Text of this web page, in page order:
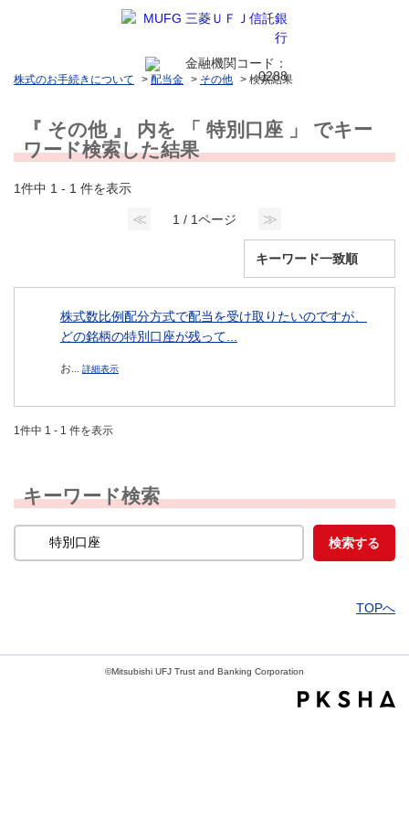
株式のお手続きについて > 配当金 > その他 > 検索結果
『 その他 』 内を 「 特別口座 」 でキー
ワード検索した結果
1件中 1 - 1 件を表示
≪ 1 / 1ページ ≫
株式数比例配分方式で配当を受け取りたいのですが、
どの銘柄の特別口座が残って...
お... 詳細表示
1件中 1 - 1 件を表示
キーワード検索
TOPへ
©Mitsubishi UFJ Trust and Banking Corporation